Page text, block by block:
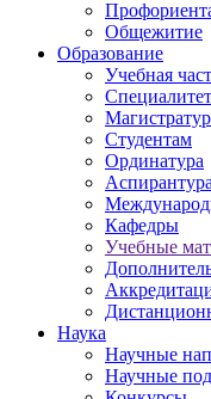
Общежитие
Образование
Учебная
Специалитет
Студентам
Ординатура
Аспирантура
Кафедры
Учебные
Наука
Научные
Научные